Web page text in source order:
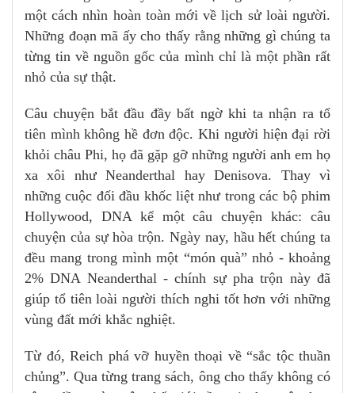
một cách nhìn hoàn toàn mới về lịch sử loài người.
Những đoạn mã ấy cho thấy rằng những gì chúng ta
từng tin về nguồn gốc của mình chỉ là một phần rất
nhỏ của sự thật.
Câu chuyện bắt đầu đầy bất ngờ khi ta nhận ra tổ
tiên mình không hề đơn độc. Khi người hiện đại rời
khỏi châu Phi, họ đã gặp gỡ những người anh em họ
xa xôi như Neanderthal hay Denisova. Thay vì
những cuộc đối đầu khốc liệt như trong các bộ phim
Hollywood, DNA kể một câu chuyện khác: câu
chuyện của sự hòa trộn. Ngày nay, hầu hết chúng ta
đều mang trong mình một “món quà” nhỏ - khoảng
2% DNA Neanderthal - chính sự pha trộn này đã
giúp tổ tiên loài người thích nghi tốt hơn với những
vùng đất mới khắc nghiệt.
Từ đó, Reich phá vỡ huyền thoại về “sắc tộc thuần
chủng”. Qua từng trang sách, ông cho thấy không có